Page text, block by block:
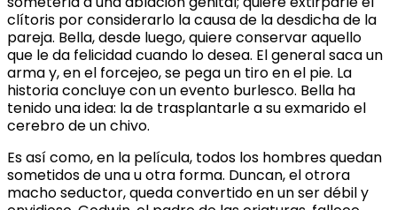
clítoris por considerarlo la causa de la desdicha de la
pareja. Bella, desde luego, quiere conservar aquello
que le da felicidad cuando lo desea. El general saca un
arma y, en el forcejeo, se pega un tiro en el pie. La
historia concluye con un evento burlesco. Bella ha
tenido una idea: la de trasplantarle a su exmarido el
cerebro de un chivo.
Es así como, en la película, todos los hombres quedan
sometidos de una u otra forma. Duncan, el otrora
macho seductor, queda convertido en un ser débil y